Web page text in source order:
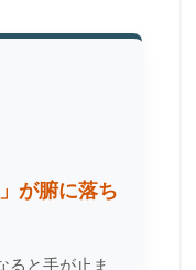
が腑に落ち
ると手が止ま